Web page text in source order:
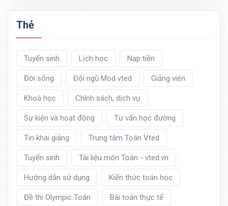
Thẻ
Tuyển sinh Lịch học Nạp tiền
Đời sống Đội ngũ Mod vted Giảng viên
Khoá học Chính sách, dịch vụ
Sự kiện và hoạt động Tư vấn học đường
Tin khai giảng Trung tâm Toán Vted
Tuyển sinh Tài liệu môn Toán - vted.vn
Hướng dẫn sử dụng Kiến thức toán học
Đề thi Olympic Toán Bài toán thực tế